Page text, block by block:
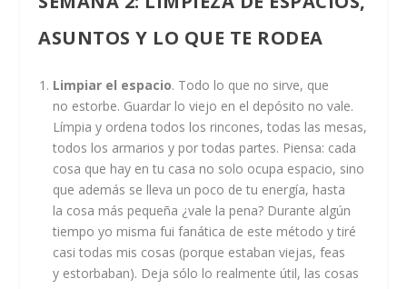
ASUNTOS Y LO QUE TE RODEA
Limpiar el espacio. Todo lo que no sirve, que
no estorbe. Guardar lo viejo en el depósito no vale.
Límpia y ordena todos los rincones, todas las mesas,
todos los armarios y por todas partes. Piensa: cada
cosa que hay en tu casa no solo ocupa espacio, sino
que además se lleva un poco de tu energía, hasta
la cosa más pequeña ¿vale la pena? Durante algún
tiempo yo misma fui fanática de este método y tiré
casi todas mis cosas (porque estaban viejas, feas
y estorbaban). Deja sólo lo realmente útil, las cosas